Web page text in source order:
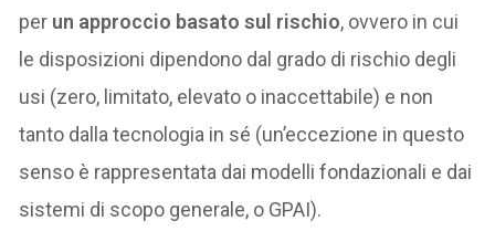
per un approccio basato sul rischio, ovvero in cui
le disposizioni dipendono dal grado di rischio degli
usi (zero, limitato, elevato o inaccettabile) e non
tanto dalla tecnologia in sé (un’eccezione in questo
senso è rappresentata dai modelli fondazionali e dai
sistemi di scopo generale, o GPAI).